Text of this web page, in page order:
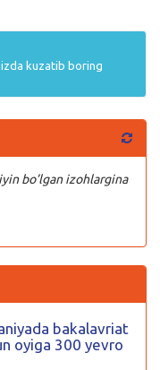
kuzatib boring
bo’lgan izohlargina
bakalavriat
oyiga 300 yevro